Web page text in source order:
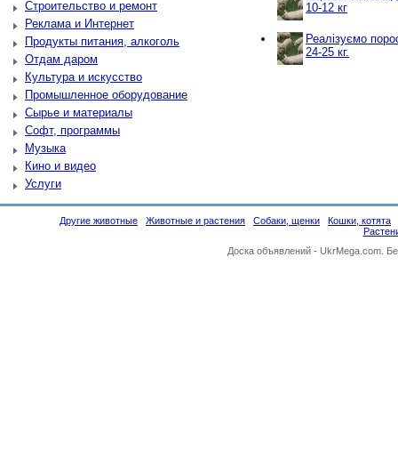
Строительство и ремонт
Реклама и Интернет
Продукты питания, алкоголь
Отдам даром
Культура и искусство
Промышленное оборудование
Сырье и материалы
Софт, программы
Музыка
Кино и видео
Услуги
10-12 кг
Реалізуємо
24-25 кг.
Другие животные Животные и растения Собаки, щенки
Кошки, котята
Доска объявлений - UkrMega.com.